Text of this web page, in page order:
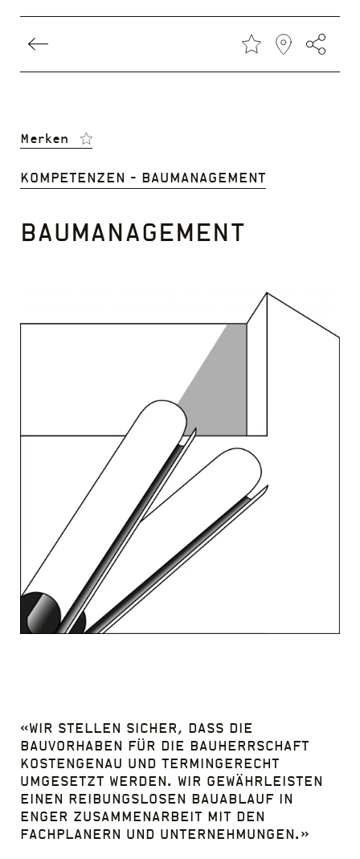
Inhalt
Kompetenzen - Baumanagement
Merken
Baumanagement
«Wir stellen sicher, dass die
Bauvorhaben für die Bauherrschaft
kostengenau und termingerecht
umgesetzt werden. Wir gewährleisten
einen reibungslosen Bauablauf in
enger Zusammenarbeit mit den
Fachplanern und Unternehmungen. »